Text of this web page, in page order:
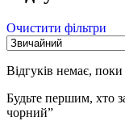
Очистити фільтри
Відгуків немає,
Будьте першим, хто
чорний”